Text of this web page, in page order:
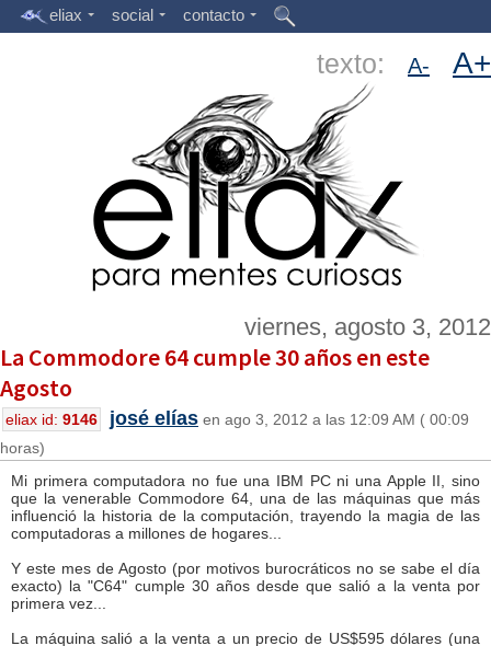
eliax social contacto
texto: A- A+
viernes, agosto 3, 2012
La Commodore 64 cumple 30 años en este
Agosto
eliax id: 9146 josé elías en ago 3, 2012 a las 12:09 AM ( 00:09
horas)
Mi primera computadora no fue una IBM PC ni una Apple II, sino
que la venerable Commodore 64, una de las máquinas que más
influenció la historia de la computación, trayendo la magia de las
computadoras a millones de hogares...
Y este mes de Agosto (por motivos burocráticos no se sabe el día
exacto) la "C64" cumple 30 años desde que salió a la venta por
primera vez...
La máquina salió a la venta a un precio de US$595 dólares (una